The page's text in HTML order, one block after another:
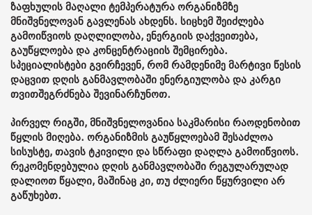
ზაფხულის მაღალი ტემპერატურა ორგანიზმზე
მნიშვნელოვან გავლენას ახდენს. სიცხემ შეიძლება
გამოიწვიოს დაღლილობა, ენერგიის დაქვეითება,
გაუწყლოება და კონცენტრაციის შემცირება.
სპეციალისტები გვირჩევენ, რომ რამდენიმე მარტივი წესის
დაცვით დღის განმავლობაში ენერგიულობა და კარგი
თვითშეგრძნება შევინარჩუნოთ.
პირველ რიგში, მნიშვნელოვანია საკმარისი რაოდენობით
წყლის მიღება. ორგანიზმის გაუწყლოებამ შესაძლოა
სისუსტე, თავის ტკივილი და სწრაფი დაღლა გამოიწვიოს.
რეკომენდებულია დღის განმავლობაში რეგულარულად
დალიოთ წყალი, მაშინაც კი, თუ ძლიერი წყურვილი არ
გაწუხებთ.